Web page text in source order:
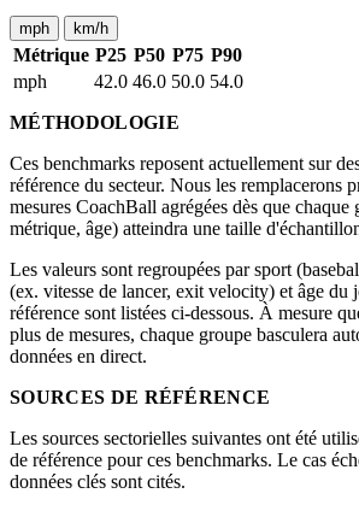
mph km/h
Métrique P25 P50 P75 P90
mph
42.0 46.0 50.0 54.0
MÉTHODOLOGIE
Ces benchmarks reposent actuellement sur
référence du secteur. Nous les remplacerons
mesures CoachBall agrégées dès que chaque
métrique, âge) atteindra une taille
Les valeurs sont regroupées par sport
(ex. vitesse de lancer, exit velocity) et âge du
référence sont listées ci-dessous. À mesure
plus de mesures, chaque groupe basculera
données en direct.
SOURCES DE RÉFÉRENCE
Les sources sectorielles suivantes ont été
de référence pour ces benchmarks. Le cas
données clés sont cités.